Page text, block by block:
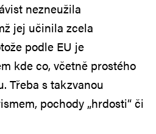
nezneužila
jej učinila zcela
podle EU je
kde co, včetně prostého
Třeba s takzvanou
pochody „hrdosti“ či